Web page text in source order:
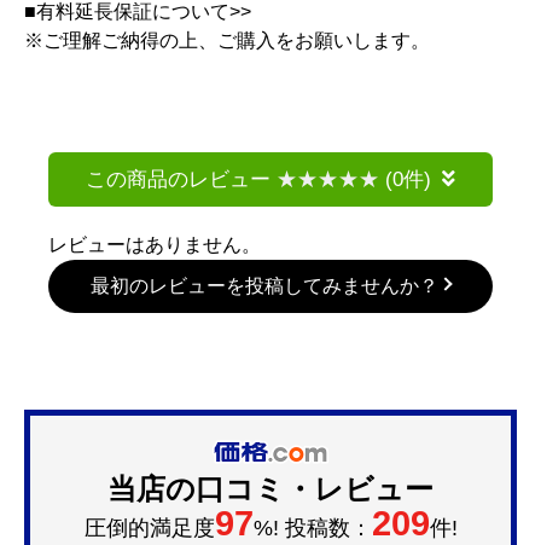
■有料延長保証について>>
※ご理解ご納得の上、ご購入をお願いします。
この商品のレビュー (0件)
レビューはありません。
最初のレビューを投稿してみませんか？
当店の口コミ・レビュー
圧倒的満足度97%! 投稿数： 209件!